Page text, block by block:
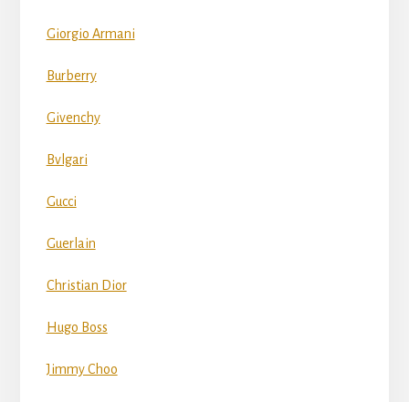
Giorgio Armani
Burberry
Givenchy
Bvlgari
Gucci
Guerlain
Christian Dior
Hugo Boss
Jimmy Choo